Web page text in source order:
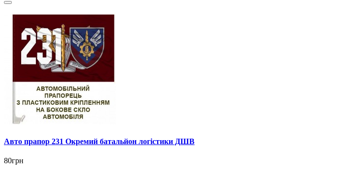
Авто прапор 231 Окремий батальйон логістики ДШВ
80грн